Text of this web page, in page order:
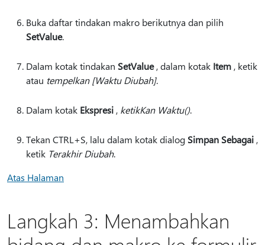
Buka daftar tindakan makro berikutnya dan pilih
SetValue.
Dalam kotak tindakan SetValue, dalam kotak Item, ketik
atau tempelkan [Waktu Diubah].
Dalam kotak Ekspresi, ketikKan Waktu().
Tekan CTRL+S, lalu dalam kotak dialog Simpan Sebagai,
ketik Terakhir Diubah.
Atas Halaman
Langkah 3: Menambahkan